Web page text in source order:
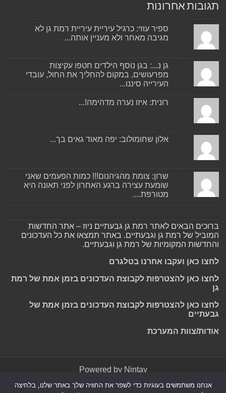
תגובות אחרונות
ספיר עוזי: כרגיל עיריית עיריית רמת גן לא
מגיבה מאחר ולא מעניין אותה...
גן נ...: בגן נוסף הילדים חטפו עקיצות
מפרעושים, במקום להחליך את החול, עובדי
העירייה סיננו...
רונית: איזו נערה מדהימה!...
אלון שחומולוב: יפה מאוד גאים בך...
שרון: צומת מהגיהנום!!! כמות הפעמים שאני
שומעת עצירה ברגע האחרון לפני תאונה היא
מטורפת....
ברוכים הבאים לאתר רמת גן גבעתיים ניוז – אתר החדשות
המוביל של רמת גן וגבעתיים. באתר תמצאו את כל העדכונים
והחדשות המקומיות של רמת גן וגבעתיים.
לחצו כאן ועקבו אחרנו בטלגרם
לחצו כאן להצטרפות לקבוצת העדכונים בזמן אמת של רמת
גן
לחצו כאן להצטרפות לקבוצת העדכונים בזמן אמת של
גבעתיים
אודות/צוות המערכת
Powered by Nintay
אנחנו משתמשים בעוגיות כדי לשפר את החוויה שלך באתר שלנו, בלחיצה